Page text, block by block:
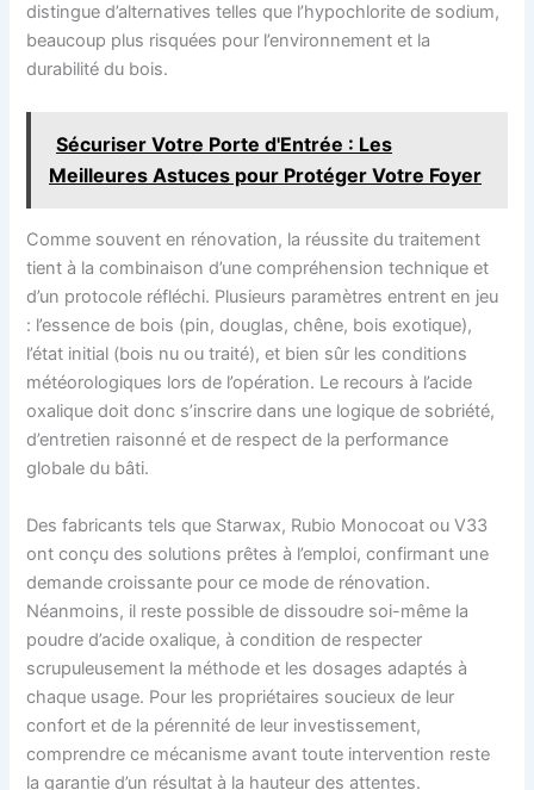
distingue d’alternatives telles que l’hypochlorite de sodium,
beaucoup plus risquées pour l’environnement et la
durabilité du bois.
Sécuriser Votre Porte d'Entrée : Les
Meilleures Astuces pour Protéger Votre Foyer
Comme souvent en rénovation, la réussite du traitement
tient à la combinaison d’une compréhension technique et
d’un protocole réfléchi. Plusieurs paramètres entrent en jeu
: l’essence de bois (pin, douglas, chêne, bois exotique),
l’état initial (bois nu ou traité), et bien sûr les conditions
météorologiques lors de l’opération. Le recours à l’acide
oxalique doit donc s’inscrire dans une logique de sobriété,
d’entretien raisonné et de respect de la performance
globale du bâti.
Des fabricants tels que Starwax, Rubio Monocoat ou V33
ont conçu des solutions prêtes à l’emploi, confirmant une
demande croissante pour ce mode de rénovation.
Néanmoins, il reste possible de dissoudre soi-même la
poudre d’acide oxalique, à condition de respecter
scrupuleusement la méthode et les dosages adaptés à
chaque usage. Pour les propriétaires soucieux de leur
confort et de la pérennité de leur investissement,
comprendre ce mécanisme avant toute intervention reste
la garantie d’un résultat à la hauteur des attentes.